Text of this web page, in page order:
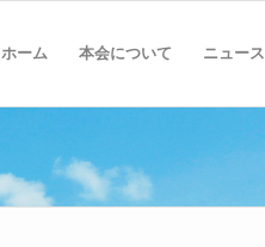
ホーム 本会について ニュース